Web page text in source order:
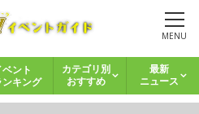
MENU
ベント
ンキング
カテゴリ別
おすすめ
最新
ニュース